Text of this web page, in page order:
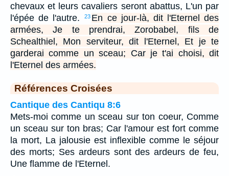
chevaux et leurs cavaliers seront abattus, L'un par
l'épée de l'autre.
23 En ce jour-là, dit l'Eternel des
armées, Je te prendrai, Zorobabel, fils de
Schealthiel, Mon serviteur, dit l'Eternel, Et je te
garderai comme un sceau; Car je t'ai choisi, dit
l'Eternel des armées.
Références Croisées
Cantique des Cantiqu 8:6
Mets-moi comme un sceau sur ton coeur, Comme
un sceau sur ton bras; Car l'amour est fort comme
la mort, La jalousie est inflexible comme le séjour
des morts; Ses ardeurs sont des ardeurs de feu,
Une flamme de l'Eternel.